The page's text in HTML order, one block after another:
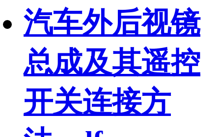
汽车外后视镜
总成及其遥控
开关连接方